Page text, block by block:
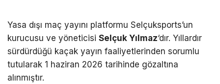
Yasa dışı maç yayını platformu Selçuksports’un
kurucusu ve yöneticisi Selçuk Yılmaz‘dır. Yıllardır
sürdürdüğü kaçak yayın faaliyetlerinden sorumlu
tutularak 1 haziran 2026 tarihinde gözaltına
alınmıştır.